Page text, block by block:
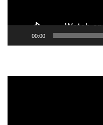
00:00